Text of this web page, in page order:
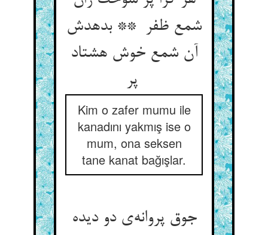
شمع ظفر ** بدهدش
آن شمع خوش هشتاد
پر
Kim o zafer mumu ile
kanadını yakmış ise o
mum, ona seksen
tane kanat bağışlar.
جوق پروانه‌ی دو دیده